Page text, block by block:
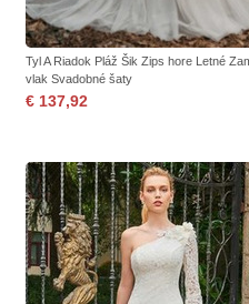
Tyl A Riadok Pláž Šik Zips hore Letné
vlak Svadobné šaty
€ 137,92